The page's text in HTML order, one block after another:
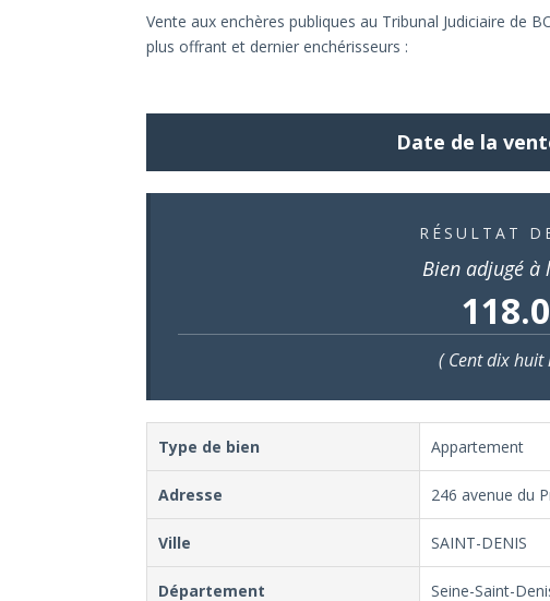
Vente aux enchères publiques au Tribunal Judiciaire de
plus offrant et dernier enchérisseurs :
Date de la
RÉSULTAT
Bien adjugé à
( Cent dix huit
Type de bien Appartement
Adresse 246 avenue du
Ville SAINT-DENIS
Département Seine-Saint-